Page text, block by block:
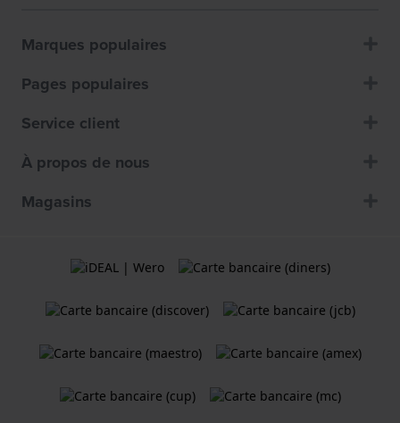
Marques populaires
Pages populaires
Service client
À propos de nous
Magasins